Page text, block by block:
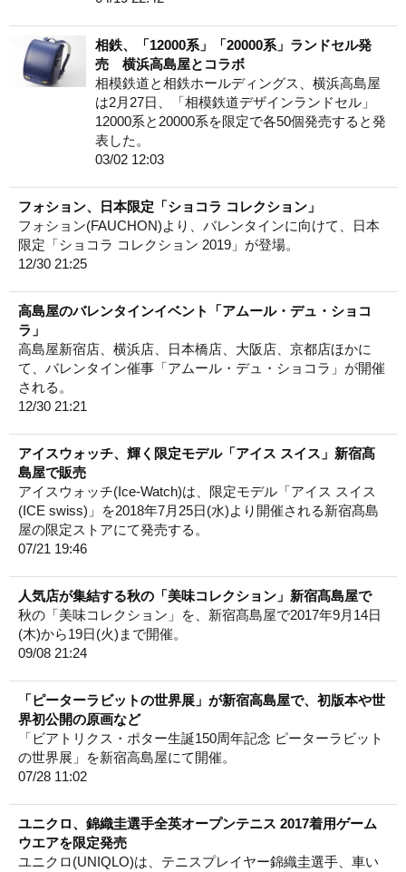
相鉄、「12000系」「20000系」ランドセル発
売 横浜高島屋とコラボ
相模鉄道と相鉄ホールディングス、横浜高島屋
は2月27日、「相模鉄道デザインランドセル」
12000系と20000系を限定で各50個発売すると発
表した。
03/02 12:03
フォション、日本限定「ショコラ コレクション」
フォション(FAUCHON)より、バレンタインに向けて、日本
限定「ショコラ コレクション 2019」が登場。
12/30 21:25
高島屋のバレンタインイベント「アムール・デュ・ショコ
ラ」
高島屋新宿店、横浜店、日本橋店、大阪店、京都店ほかに
て、バレンタイン催事「アムール・デュ・ショコラ」が開催
される。
12/30 21:21
アイスウォッチ、輝く限定モデル「アイス スイス」新宿髙
島屋で販売
アイスウォッチ(Ice-Watch)は、限定モデル「アイス スイス
(ICE swiss)」を2018年7月25日(水)より開催される新宿髙島
屋の限定ストアにて発売する。
07/21 19:46
人気店が集結する秋の「美味コレクション」新宿髙島屋で
秋の「美味コレクション」を、新宿髙島屋で2017年9月14日
(木)から19日(火)まで開催。
09/08 21:24
「ピーターラビットの世界展」が新宿高島屋で、初版本や世
界初公開の原画など
「ビアトリクス・ポター生誕150周年記念 ピーターラビット
の世界展」を新宿高島屋にて開催。
07/28 11:02
ユニクロ、錦織圭選手全英オープンテニス 2017着用ゲーム
ウエアを限定発売
ユニクロ(UNIQLO)は、テニスプレイヤー錦織圭選手、車い